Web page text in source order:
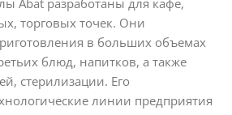
Abat разработаны для кафе,
торговых точек. Они
в больших объемах
блюд, напитков, а также
стерилизации. Его
линии предприятия